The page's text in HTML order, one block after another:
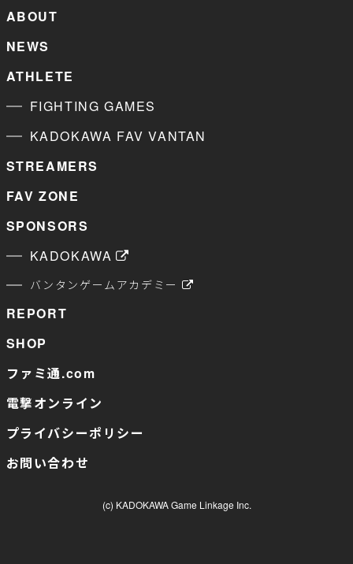
ABOUT
NEWS
ATHLETE
FIGHTING GAMES
KADOKAWA FAV VANTAN
STREAMERS
FAV ZONE
SPONSORS
KADOKAWA
バンタンゲームアカデミー
REPORT
SHOP
ファミ通.com
電撃オンライン
プライバシーポリシー
お問い合わせ
(c) KADOKAWA Game Linkage Inc.